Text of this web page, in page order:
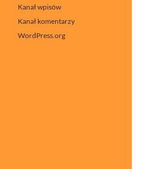
Kanał wpisów
Kanał komentarzy
WordPress.org